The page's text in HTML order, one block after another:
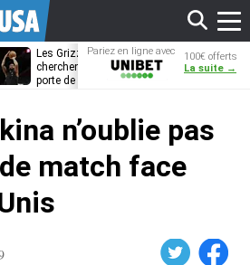
Les Grizzlies
cherchent déjà une
porte de sortie
Dwane Casey
bientôt coach
Pariez en ligne avec
100€ offerts
La suite →
n’oublie pas
match face
Facebook